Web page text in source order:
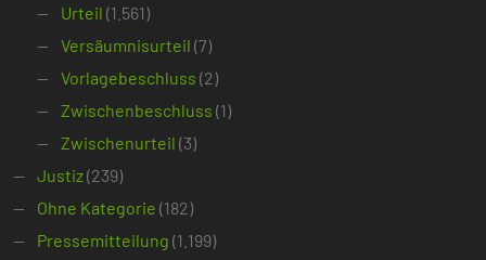
Urteil (1.561)
Versäumnisurteil (7)
Vorlagebeschluss (2)
Zwischenbeschluss (1)
Zwischenurteil (3)
Justiz(239)
Ohne Kategorie (182)
Pressemitteilung (1.199)